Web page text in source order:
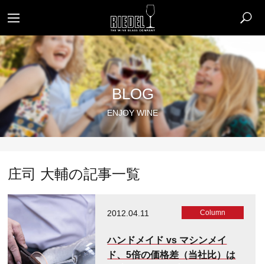
BLOG
ENJOY WINE
庄司 大輔の記事一覧
2012.04.11 Column
ハンドメイド vs マシンメイ
ド、5倍の価格差（当社比）は